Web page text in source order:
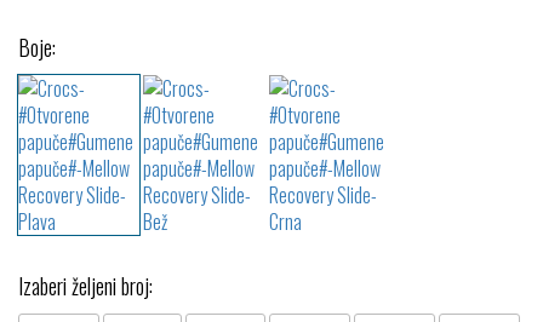
Boje:
Izaberi željeni broj: